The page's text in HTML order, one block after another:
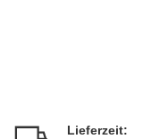
Lieferzeit: